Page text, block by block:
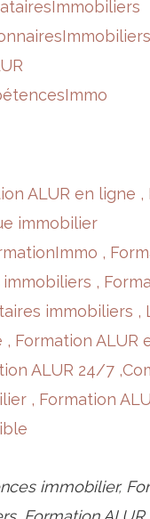
ALUR en ligne ,
immobilier
,
,
immobiliers ,
, Formation ALUR
ALUR 24/7 ,
, Formation
immobilier,